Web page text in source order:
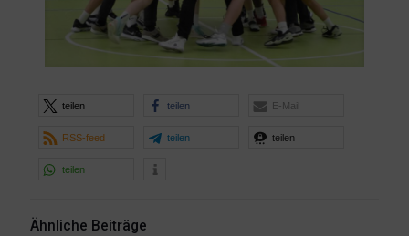
teilen teilen E-Mail
RSS-feed teilen teilen
teilen
Ähnliche Beiträge